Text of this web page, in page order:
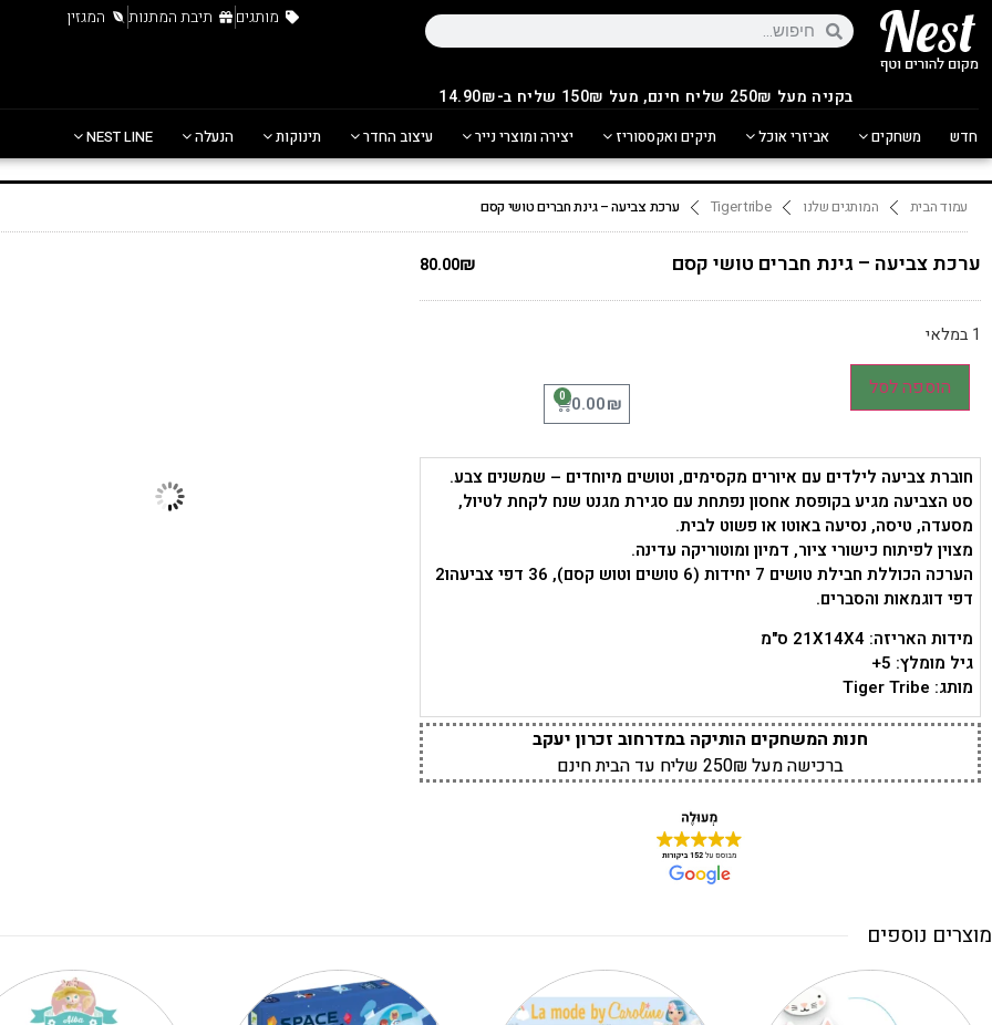
בקניה מעל 250 ₪ שליח חינם, מעל 150₪ שליח ב-14.90₪
מותגים תיבת המתנות המגזין
חדש משחקים אביזרי אוכל תיקים ואקססוריז יצירה ומוצרי נייר עיצוב החדר תינוקות הנעלה NEST LINE
עמוד הבית המותגים שלנו Tiger tribe ערכת צביעה – גינת חברים טושי קסם
ערכת צביעה – גינת חברים טושי קסם 80.00₪
1 במלאי
הוספה לסל
0.00₪
0
חוברת צביעה לילדים עם איורים מקסימים, וטושים מיוחדים – שמשנים צבע.
סט הצביעה מגיע בקופסת אחסון נפתחת עם סגירת מגנט שנח לקחת לטיול,
מסעדה, טיסה, נסיעה באוטו או פשוט לבית.
מצוין לפיתוח כישורי ציור, דמיון ומוטוריקה עדינה.
הערכה הכוללת חבילת טושים 7 יחידות (6 טושים וטוש קסם), 36 דפי צביעהו2
דפי דוגמאות והסברים.
מידות האריזה: 21X14X4 ס"מ
גיל מומלץ: 5+
מותג: Tiger Tribe
חנות המשחקים הותיקה במדרחוב זכרון יעקב
ברכישה מעל 250₪ שליח עד הבית חינם
מוצרים נוספים